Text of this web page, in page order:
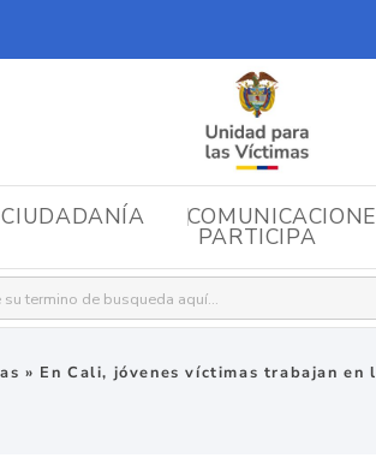
PARTICIPA
» En Cali, jóvenes víctimas trabajan en